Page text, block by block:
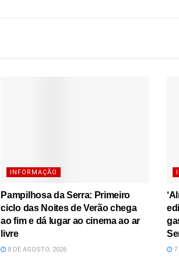
INFORMAÇÃO
Pampilhosa da Serra: Primeiro
ciclo das Noites de Verão chega
ao fim e dá lugar ao cinema ao ar
livre
8 DE AGOSTO, 2026 7